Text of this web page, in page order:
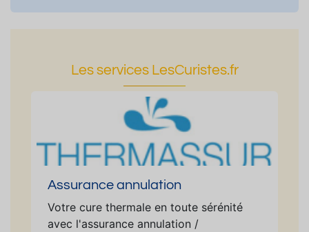
Les services LesCuristes.fr
Assurance annulation
Votre cure thermale en toute sérénité
avec l'assurance annulation /